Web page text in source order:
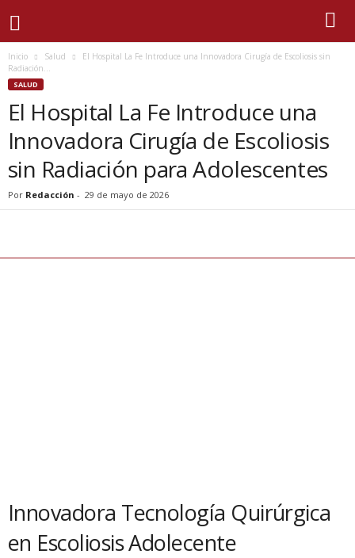
Inicio Salud
El Hospital La Fe Introduce una Innovadora Cirugía de Escoliosis sin
Radiación...
SALUD
El Hospital La Fe Introduce una
Innovadora Cirugía de Escoliosis
sin Radiación para Adolescentes
Por Redacción - 29 de mayo de 2026
Innovadora Tecnología Quirúrgica
en Escoliosis Adolecente